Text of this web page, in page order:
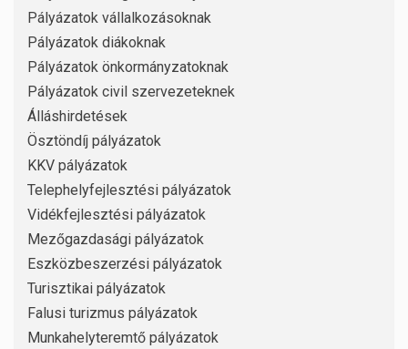
Pályázatok vállalkozásoknak
Pályázatok diákoknak
Pályázatok önkormányzatoknak
Pályázatok civil szervezeteknek
Álláshirdetések
Ösztöndíj pályázatok
KKV pályázatok
Telephelyfejlesztési pályázatok
Vidékfejlesztési pályázatok
Mezőgazdasági pályázatok
Eszközbeszerzési pályázatok
Turisztikai pályázatok
Falusi turizmus pályázatok
Munkahelyteremtő pályázatok